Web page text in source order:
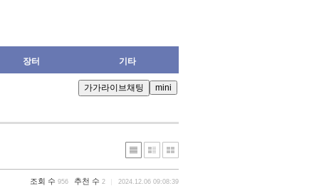
장터 기타
조회 수 956 추천 수 2 2024.12.06 09:08:39